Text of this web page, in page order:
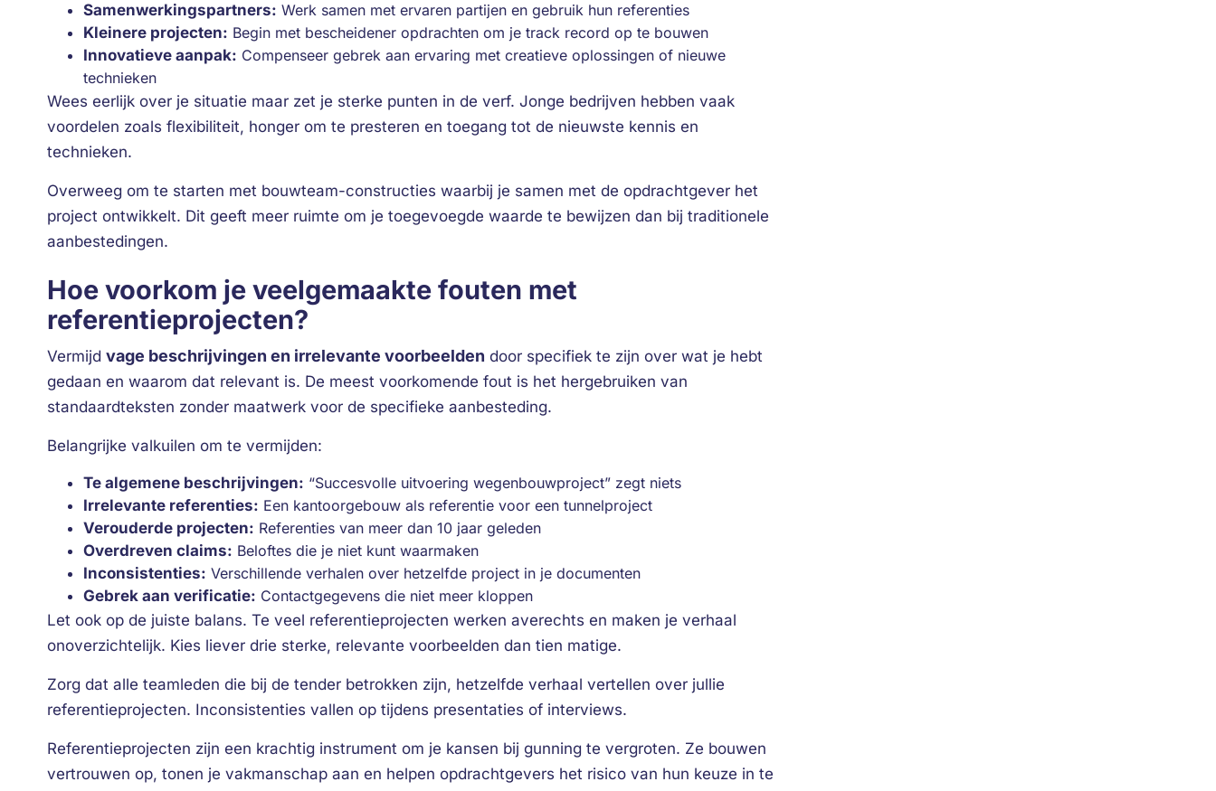
Samenwerkingspartners: Werk samen met ervaren partijen en gebruik hun referenties
Kleinere projecten: Begin met bescheidener opdrachten om je track record op te bouwen
Innovatieve aanpak: Compenseer gebrek aan ervaring met creatieve oplossingen of nieuwe
technieken
Wees eerlijk over je situatie maar zet je sterke punten in de verf. Jonge bedrijven hebben vaak
voordelen zoals flexibiliteit, honger om te presteren en toegang tot de nieuwste kennis en
technieken.
Overweeg om te starten met bouwteam-constructies waarbij je samen met de opdrachtgever het
project ontwikkelt. Dit geeft meer ruimte om je toegevoegde waarde te bewijzen dan bij traditionele
aanbestedingen.
Hoe voorkom je veelgemaakte fouten met
referentieprojecten?
Vermijd vage beschrijvingen en irrelevante voorbeelden door specifiek te zijn over wat je hebt
gedaan en waarom dat relevant is. De meest voorkomende fout is het hergebruiken van
standaardteksten zonder maatwerk voor de specifieke aanbesteding.
Belangrijke valkuilen om te vermijden:
Te algemene beschrijvingen: “Succesvolle uitvoering wegenbouwproject” zegt niets
Irrelevante referenties: Een kantoorgebouw als referentie voor een tunnelproject
Verouderde projecten: Referenties van meer dan 10 jaar geleden
Overdreven claims: Beloftes die je niet kunt waarmaken
Inconsistenties: Verschillende verhalen over hetzelfde project in je documenten
Gebrek aan verificatie: Contactgegevens die niet meer kloppen
Let ook op de juiste balans. Te veel referentieprojecten werken averechts en maken je verhaal
onoverzichtelijk. Kies liever drie sterke, relevante voorbeelden dan tien matige.
Zorg dat alle teamleden die bij de tender betrokken zijn, hetzelfde verhaal vertellen over jullie
referentieprojecten. Inconsistenties vallen op tijdens presentaties of interviews.
Referentieprojecten zijn een krachtig instrument om je kansen bij gunning te vergroten. Ze bouwen
vertrouwen op, tonen je vakmanschap aan en helpen opdrachtgevers het risico van hun keuze in te